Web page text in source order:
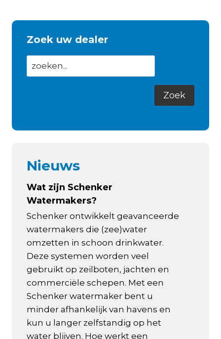
Zoek uw dealer
Nieuws
Wat zijn Schenker
Watermakers?
Schenker ontwikkelt geavanceerde
watermakers die (zee)water
omzetten in schoon drinkwater.
Deze systemen worden veel
gebruikt op zeilboten, jachten en
commerciële schepen. Met een
Schenker watermaker bent u
minder afhankelijk van havens en
kun u langer zelfstandig op het
water blijven. Hoe werkt een